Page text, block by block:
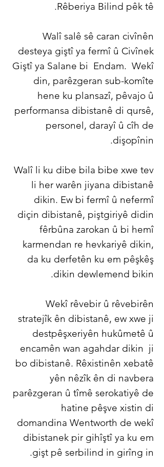
Rêberiya Bilind pêk tê.
Walî salê sê caran civînên
desteya giştî ya fermî û Civînek
Giştî ya Salane bi Endam. Wekî
din, parêzgeran sub-komîte
hene ku plansazî, pêvajo û
performansa dibistanê di qursê,
personel, darayî û cîh de
dişopînin.
Walî li ku dibe bila bibe xwe tev
li her warên jiyana dibistanê
dikin. Ew bi fermî û nefermî
diçin dibistanê, piştgiriyê didin
fêrbûna zarokan û bi hemî
karmendan re hevkariyê dikin,
da ku derfetên ku em pêşkêş
dikin dewlemend bikin.
Wekî rêvebir û rêvebirên
stratejîk ên dibistanê, ew xwe ji
destpêşxeriyên hukûmetê û
encamên wan agahdar dikin ji
bo dibistanê. Rêxistinên xebatê
yên nêzîk ên di navbera
parêzgeran û tîmê serokatiyê de
hatine pêşve xistin di
domandina Wentworth de wekî
dibistanek pir gihîştî ya ku em
gişt pê serbilind in girîng in.